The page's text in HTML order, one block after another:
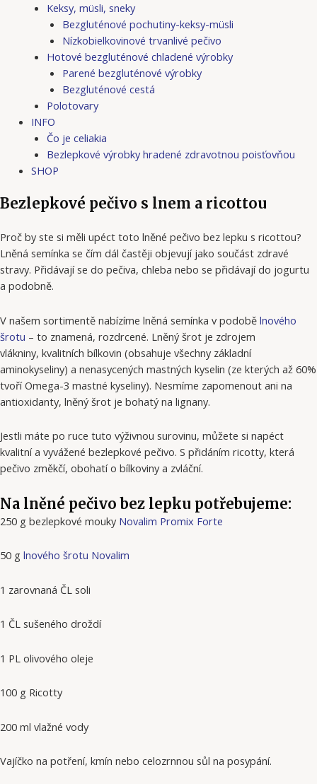
Keksy, müsli, sneky
Bezgluténové pochutiny-keksy-müsli
Nízkobielkovinové trvanlivé pečivo
Hotové bezgluténové chladené výrobky
Parené bezgluténové výrobky
Bezgluténové cestá
Polotovary
INFO
Čo je celiakia
Bezlepkové výrobky hradené zdravotnou poisťovňou
SHOP
Bezlepkové pečivo s lnem a ricottou
Proč by ste si měli upéct toto lněné pečivo bez lepku s ricottou?
Lněná semínka se čím dál častěji objevují jako součást zdravé
stravy. Přidávají se do pečiva, chleba nebo se přidávají do jogurtu
a podobně.
V našem sortimentě nabízíme lněná semínka v podobě lnového
šrotu – to znamená, rozdrcené. Lněný šrot je zdrojem
vlákniny, kvalitních bílkovin (obsahuje všechny základní
aminokyseliny) a nenasycených mastných kyselin (ze kterých až 60%
tvoří Omega-3 mastné kyseliny). Nesmíme zapomenout ani na
antioxidanty, lněný šrot je bohatý na lignany.
Jestli máte po ruce tuto výživnou surovinu, můžete si napéct
kvalitní a vyvážené bezlepkové pečivo. S přidáním ricotty, která
pečivo změkčí, obohatí o bílkoviny a zvláční.
Na lněné pečivo bez lepku potřebujeme:
250 g bezlepkové mouky Novalim Promix Forte
50 g lnového šrotu Novalim
1 zarovnaná ČL soli
1 ČL sušeného droždí
1 PL olivového oleje
100 g Ricotty
200 ml vlažné vody
Vajíčko na potření, kmín nebo celozrnnou sůl na posypání.